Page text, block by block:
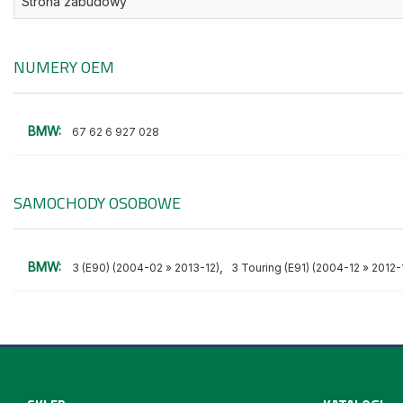
NUMERY OEM
BMW: 67 62 6 927 028
SAMOCHODY OSOBOWE
BMW: 3 (E90) (2004-02 » 2013-12) 3 Touring (E91) (2004-12 » 2012-